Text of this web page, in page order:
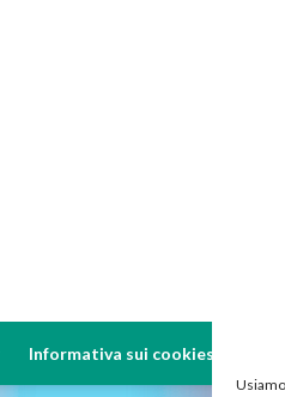
Informativa sui cookies